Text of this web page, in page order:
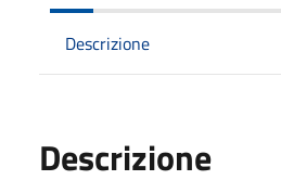
Descrizione
Descrizione